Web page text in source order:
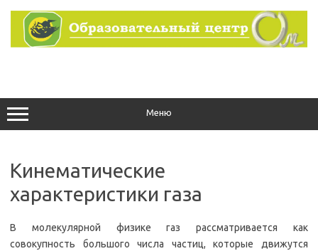
содержимому
Меню
Кинематические
характеристики газа
В молекулярной физике газ рассматривается как
совокупность большого числа частиц, которые движутся